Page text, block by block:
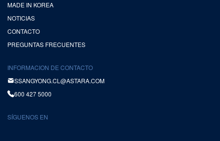
MADE IN KOREA
NOTICIAS
CONTACTO
PREGUNTAS FRECUENTES
INFORMACION DE CONTACTO
SSANGYONG.CL@ASTARA.COM
600 427 5000
SÍGUENOS EN